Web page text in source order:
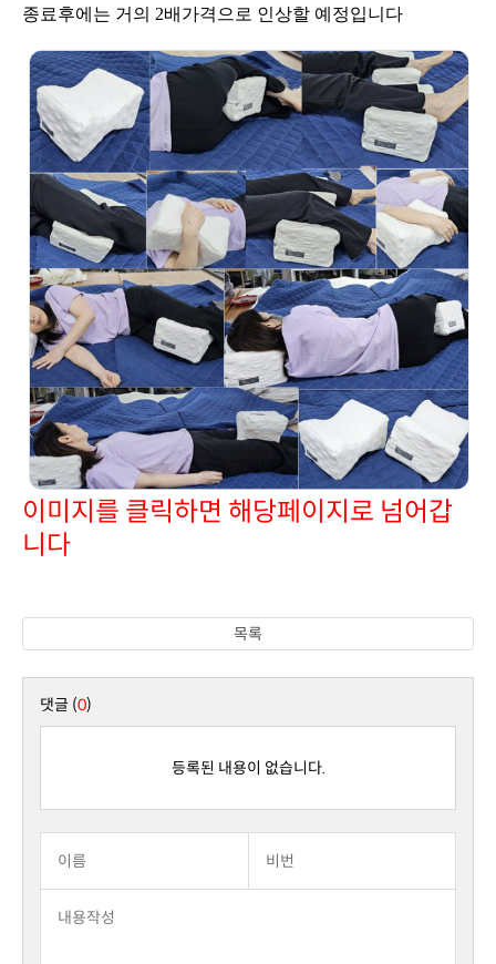
종료후에는 거의 2배가격으로 인상할 예정입니다
니다
목록
댓글 (0)
등록된 내용이 없습니다.